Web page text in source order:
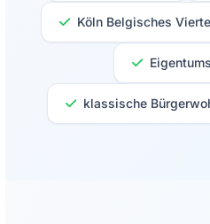
Köln Belgisches
klassische